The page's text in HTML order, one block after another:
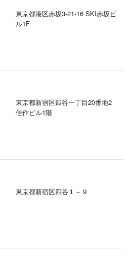
東京都港区赤坂3-21-16 SKI赤坂ビ
ル1F
東京都新宿区四谷一丁目20番地2
佳作ビル1階
東京都新宿区四谷１－９